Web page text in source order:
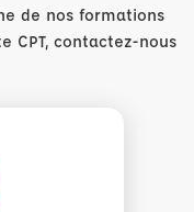
de nos formations
CPT, contactez-nous